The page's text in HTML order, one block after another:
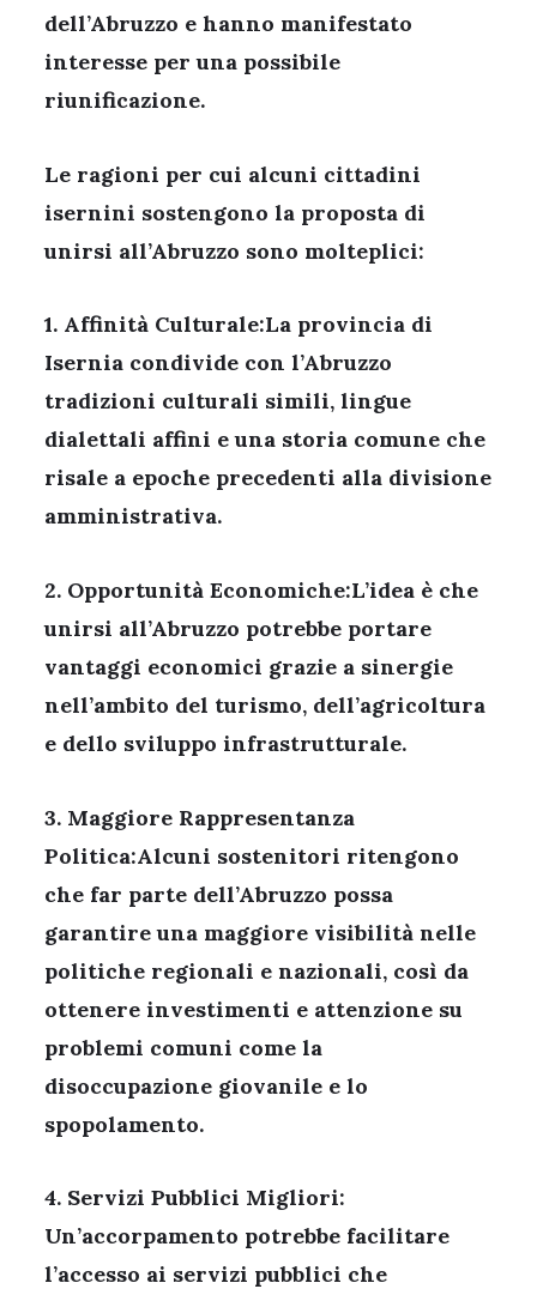
dell’Abruzzo e hanno manifestato
interesse per una possibile
riunificazione.
Le ragioni per cui alcuni cittadini
isernini sostengono la proposta di
unirsi all’Abruzzo sono molteplici:
1. Affinità Culturale:La provincia di
Isernia condivide con l’Abruzzo
tradizioni culturali simili, lingue
dialettali affini e una storia comune che
risale a epoche precedenti alla divisione
amministrativa.
2. Opportunità Economiche:L’idea è che
unirsi all’Abruzzo potrebbe portare
vantaggi economici grazie a sinergie
nell’ambito del turismo, dell’agricoltura
e dello sviluppo infrastrutturale.
3. Maggiore Rappresentanza
Politica:Alcuni sostenitori ritengono
che far parte dell’Abruzzo possa
garantire una maggiore visibilità nelle
politiche regionali e nazionali, così da
ottenere investimenti e attenzione su
problemi comuni come la
disoccupazione giovanile e lo
spopolamento.
4. Servizi Pubblici Migliori:
Un’accorpamento potrebbe facilitare
l’accesso ai servizi pubblici che